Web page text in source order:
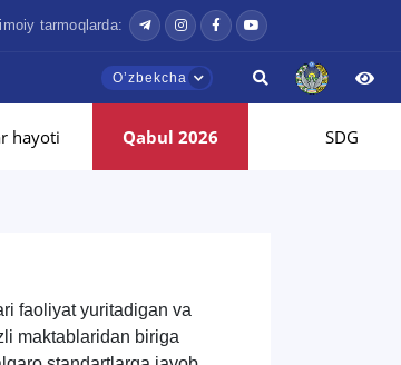
tarmoqlarda:
Oʼzbekcha
hayoti Qabul 2026 SDG
faoliyat yuritadigan va
maktablaridan biriga